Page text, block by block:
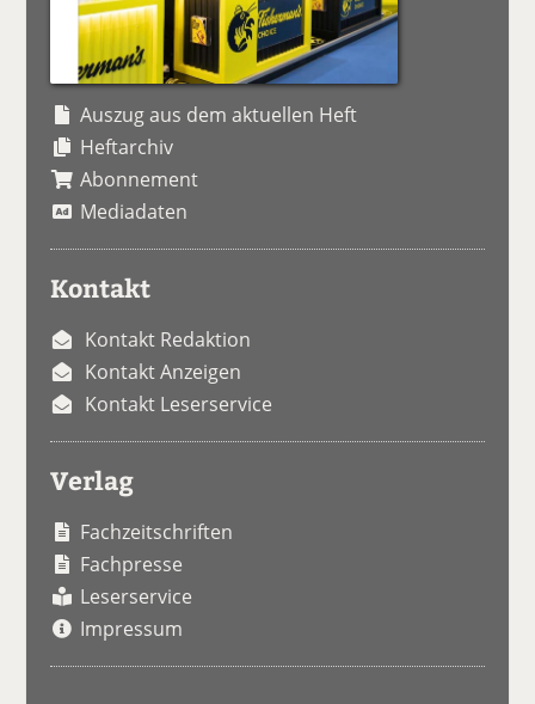
Auszug aus dem aktuellen Heft
Heftarchiv
Abonnement
Mediadaten
Kontakt
Kontakt Redaktion
Kontakt Anzeigen
Kontakt Leserservice
Verlag
Fachzeitschriften
Fachpresse
Leserservice
Impressum